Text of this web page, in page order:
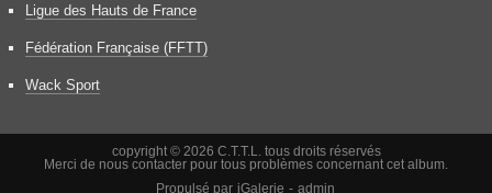
Ligue des Hauts de France
Fédération Française (FFTT)
Wack Sport
copyright © 2026 C.T.T.L. tous droits réservés
Merci de nous contacter pour tous problèmes concernant cet album.
Propulsé par iGalerie - admin